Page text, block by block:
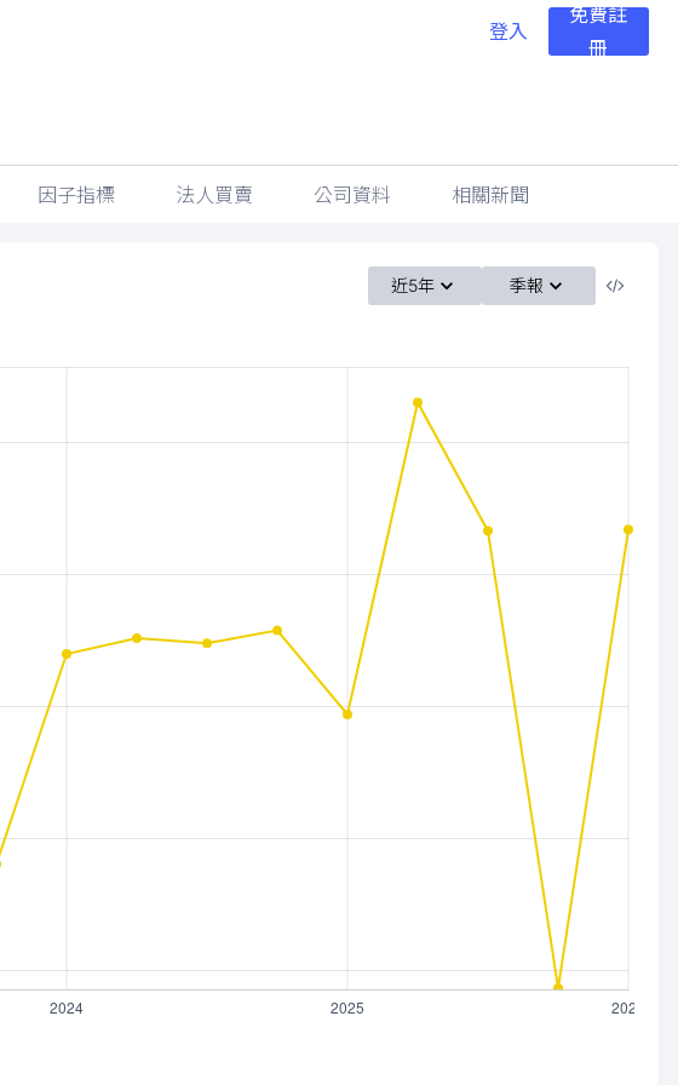
登入
免費註
冊
因子指標 法人買賣 公司資料 相關新聞
近5年 季報